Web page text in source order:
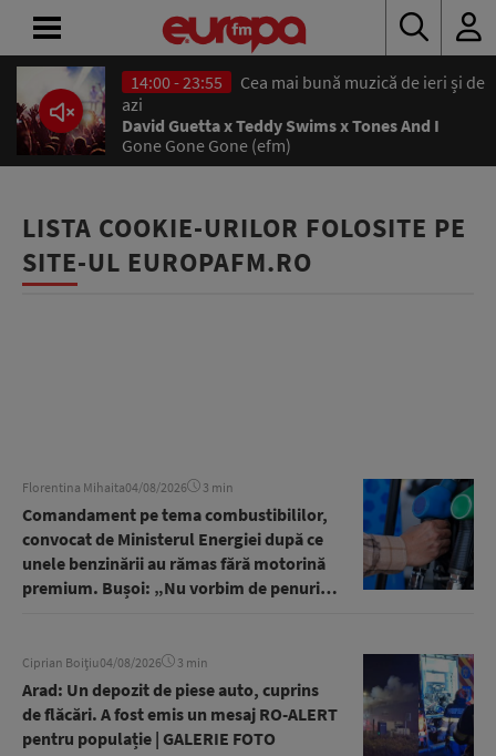
14:00 - 23:55
Cea mai bună muzică de ieri și de
azi
David Guetta x Teddy Swims x Tones And I
Gone Gone Gone (efm)
LISTA COOKIE-URILOR FOLOSITE PE
SITE-UL EUROPAFM.RO
Florentina Mihaita04/08/2026 3 min
Comandament pe tema combustibililor,
convocat de Ministerul Energiei după ce
unele benzinării au rămas fără motorină
premium. Bușoi: „Nu vorbim de penurie,
Ciprian Boițiu04/08/2026 3 min
Arad: Un depozit de piese auto, cuprins
de flăcări. A fost emis un mesaj RO-ALERT
pentru populație | GALERIE FOTO
ACASĂ
ȘTIRI
CONCURSURI